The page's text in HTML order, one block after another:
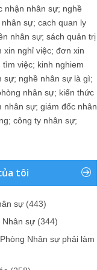
nhận nhân sự; nghề
sự; cach quan ly
nhân sự; sách quản trị
xin nghỉ việc; đơn xin
tìm việc; kinh nghiem
sự; nghề nhân sự là gì;
nhân sự; kiến thức
nhân sự; giám đốc nhân
; công ty nhân sự;
tôi
sự (443)
Nhân sự (344)
Nhân sự phải làm